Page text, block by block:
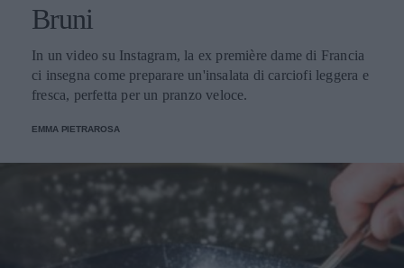
Bruni
In un video su Instagram, la ex première dame di Francia
ci insegna come preparare un'insalata di carciofi leggera e
fresca, perfetta per un pranzo veloce.
EMMA PIETRAROSA